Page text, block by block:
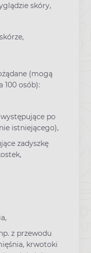
skóry,
(mogą
100 osób):
po
istniejącego),
zadyszkę
z przewodu
krwotoki